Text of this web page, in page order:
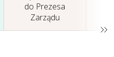
do Prezesa
Zarządu